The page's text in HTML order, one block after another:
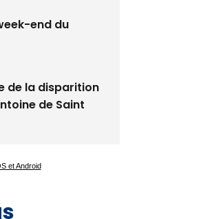
end du
de la disparition
de Saint